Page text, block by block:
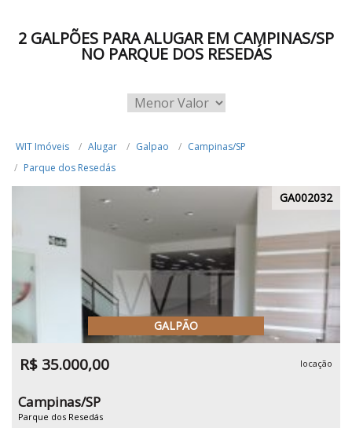
2 GALPÕES PARA ALUGAR EM CAMPINAS/SP
NO PARQUE DOS RESEDÁS
WIT Imóveis Alugar Galpao
Campinas/SP
Parque dos Resedás
GA002032
GALPÃO
R$ 35.000,00 locação
Campinas/SP
Parque dos Resedás